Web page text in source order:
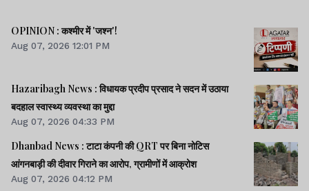
OPINION : कश्मीर में 'जश्न'!
Aug 07, 2026 12:01 PM
Hazaribagh News : विधायक प्रदीप प्रसाद ने सदन में उठाया
बदहाल स्वास्थ्य व्यवस्था का मुद्दा
Aug 07, 2026 04:33 PM
Dhanbad News : टाटा कंपनी की QRT पर बिना नोटिस
आंगनबाड़ी की दीवार गिराने का आरोप, ग्रामीणों में आक्रोश
Aug 07, 2026 04:12 PM